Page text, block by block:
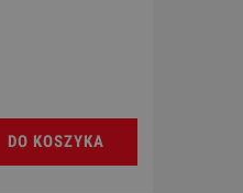
DO KOSZYKA